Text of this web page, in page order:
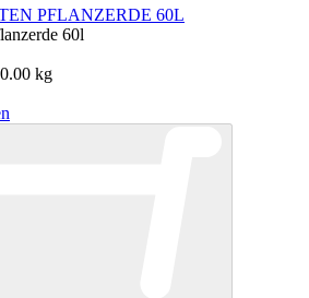
PFLANZERDE 60L
60l
kg